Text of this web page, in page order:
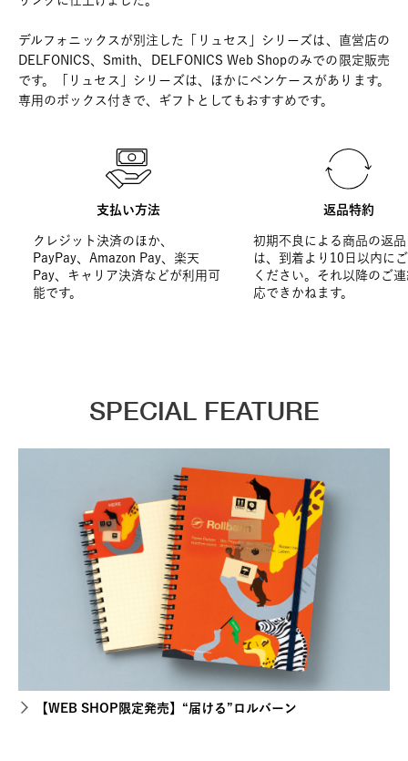
デルフォニックスが別注した「リュセス」シリーズは、直営店の
DELFONICS、Smith、DELFONICS Web Shopのみでの限定販売
です。「リュセス」シリーズは、ほかにペンケースがあります。
専用のボックス付きで、ギフトとしてもおすすめです。
支払い方法
クレジット決済のほか、
PayPay、Amazon Pay、楽天
Pay、キャリア決済などが利用可
能です。
返品特約
初期不良による商品の返
は、到着より10日以内に
ください。それ以降のご
応できかねます。
SPECIAL FEATURE
【WEB SHOP限定発売】“届ける”ロルバーン